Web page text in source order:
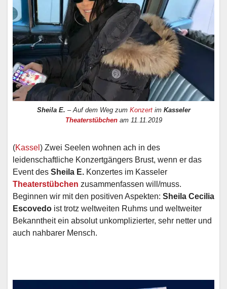
Sheila E. – Auf dem Weg zum Konzertim Kasseler
Theaterstübchenam 11.11.2019
(Kassel ) Zwei Seelen wohnen ach in des
leidenschaftliche Konzertgängers Brust, wenn er das
Event des Sheila E. Konzertes im Kasseler
Theaterstübchen zusammenfassen will/muss.
Beginnen wir mit den positiven Aspekten: Sheila Cecilia
Escovedo ist trotz weltweiten Ruhms und weltweiter
Bekanntheit ein absolut unkomplizierter, sehr netter und
auch nahbarer Mensch.